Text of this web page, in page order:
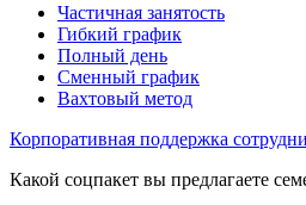
Частичная занятость
Гибкий график
Полный день
Сменный график
Вахтовый метод
Корпоративная поддержка
Какой соцпакет вы предлагаете